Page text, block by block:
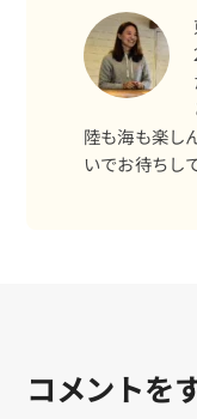
陸も海も楽し
いでお待ちし
コメントを